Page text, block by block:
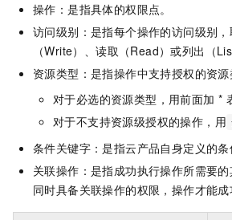
操作：是指具体的权限点。
访问级别：是指每个操作的访问级别，
（Write）、读取（Read）或列出（
资源类型：是指操作中支持授权的资源
对于必选的资源类型，用前面加 *
对于不支持资源级授权的操作，用
条件关键字：是指云产品自身定义的条
关联操作：是指成功执行操作所需要
同时具备关联操作的权限，操作才能成